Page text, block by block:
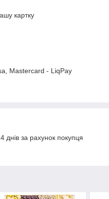
картку
Mastercard - LiqPay
за рахунок покупця